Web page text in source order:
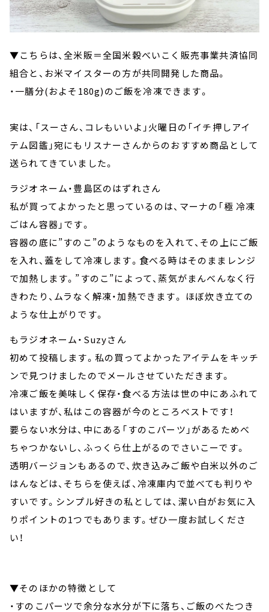
▼こちらは、全米販＝全国米穀べいこく販売事業共済協同
組合と、お米マイスターの方が共同開発した商品。
・一膳分(およそ180g)のご飯を冷凍できます。
実は、「スーさん、コレもいいよ」火曜日の「イチ押しアイ
テム図鑑」宛にもリスナーさんからのおすすめ商品として
送られてきていました。
ラジオネーム・豊島区のはずれさん
私が買ってよかったと思っているのは、マーナの「極 冷凍
ごはん容器」です。
容器の底に”すのこ”のようなものを入れて、その上にご飯
を入れ、蓋をして冷凍します。食べる時はそのままレンジ
で加熱します。”すのこ”によって、蒸気がまんべんなく行
きわたり、ムラなく解凍・加熱できます。 ほぼ炊き立ての
ような仕上がりです。
もラジオネーム・Suzyさん
初めて投稿します。私の買ってよかったアイテムをキッチ
ンで見つけましたのでメールさせていただきます。
冷凍ご飯を美味しく保存・食べる方法は世の中にあふれて
はいますが、私はこの容器が今のところベストです！
要らない水分は、中にある「すのこパーツ」があるためべ
ちゃつかないし、ふっくら仕上がるのでさいこーです。
透明バージョンもあるので、炊き込みご飯や白米以外のご
はんなどは、そちらを使えば、冷凍庫内で並べても判りや
すいです。シンプル好きの私としては、潔い白がお気に入
りポイントの1つでもあります。ぜひ一度お試しくださ
い！
▼そのほかの特徴として
・すのこパーツで余分な水分が下に落ち、ご飯のべたつき